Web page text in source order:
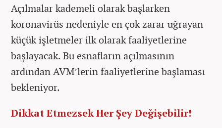
Açılmalar kademeli olarak başlarken
koronavirüs nedeniyle en çok zarar uğrayan
küçük işletmeler ilk olarak faaliyetlerine
başlayacak. Bu esnafların açılmasının
ardından AVM’lerin faaliyetlerine başlaması
bekleniyor.
Dikkat Etmezsek Her Şey Değişebilir!